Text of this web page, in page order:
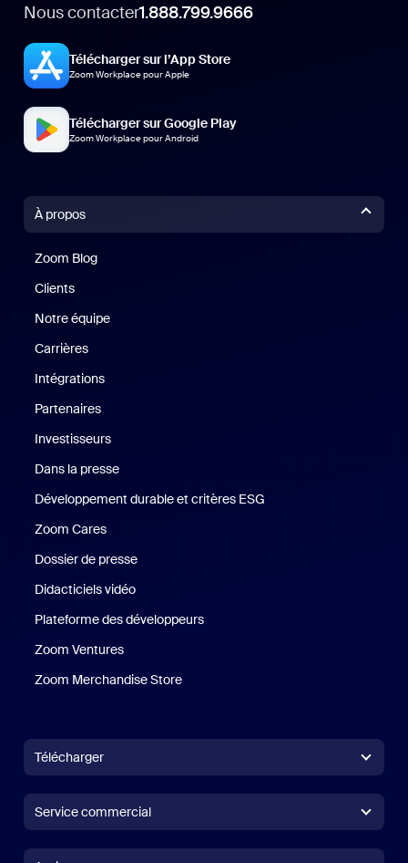
Nous contacter1.888.799.9666
Télécharger sur l’App Store
Zoom Workplace pour Apple
Télécharger sur Google Play
Zoom Workplace pour Android
À propos
Zoom Blog
Clients
Notre équipe
Carrières
Intégrations
Partenaires
Investisseurs
Dans la presse
Développement durable et critères ESG
Zoom Cares
Dossier de presse
Didacticiels vidéo
Plateforme des développeurs
Zoom Ventures
Zoom Merchandise Store
Télécharger
Application Zoom RoomsApplication Zoom Rooms
Service commercial